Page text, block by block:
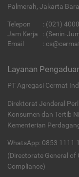
Palmerah, Jakarta
Telepon : (021)
Jam Kerja
: (Senin-
Email
:
Layanan
PT Agregasi Cermat
Direktorat Jenderal
Konsumen dan Tertib
Kementerian
WhatsApp: 0853 1111
(Directorate General of
Compliance)